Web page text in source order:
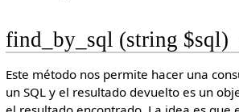
find_by_sql (string $sql)
Este método nos permite hacer una
un SQL y el resultado devuelto es un